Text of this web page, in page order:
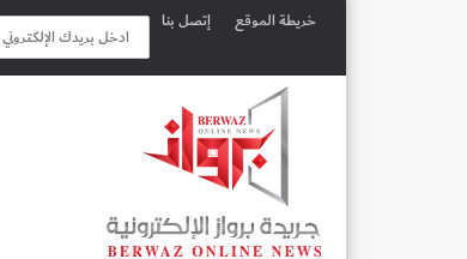
خريطة الموقع إتصل بنا